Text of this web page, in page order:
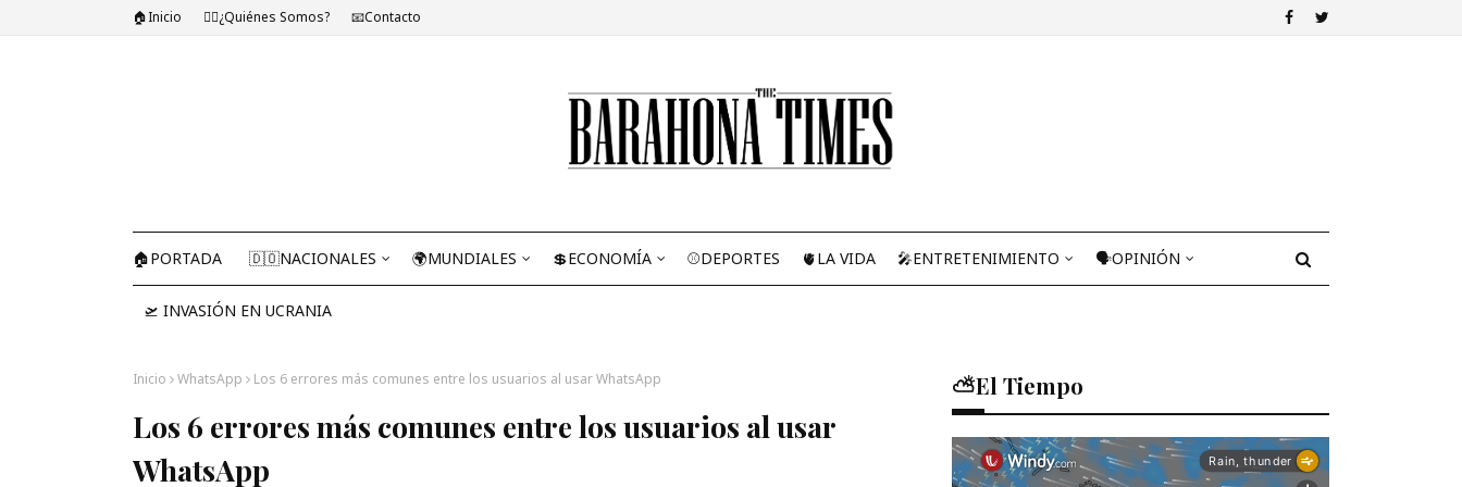
🏠Inicio 🤷‍♂️¿Quiénes Somos? 📧Contacto
🏠PORTADA 🇩🇴NACIONALES 🌍MUNDIALES 💲ECONOMÍA ⚾DEPORTES 🫀LA VIDA 🎤ENTRETENIMIENTO 🗣OPINIÓN
🛫 INVASIÓN EN UCRANIA
Inicio WhatsApp Los 6 errores más comunes entre los usuarios al usar WhatsApp
Los 6 errores más comunes entre los usuarios al usar
WhatsApp
⛅El Tiempo